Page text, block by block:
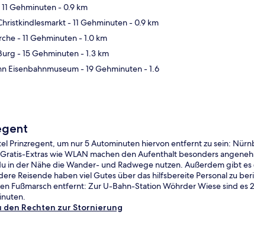
Gehminuten- 0.9 km
- 11 Gehminuten- 0.9 km
- 11 Gehminuten- 1.0 km
- 15 Gehminuten- 1.3 km
Eisenbahnmuseum- 19 Gehminuten- 1.6
Prinzregent, um nur 5 Autominuten hiervon entfernt zu sein:
Extras wie WLAN machen den Aufenthalt besonders
in der Nähe die Wander- und Radwege nutzen. Außerdem gibt
Reisende haben viel Gutes über das hilfsbereite Personal zu
Fußmarsch entfernt: Zur U-Bahn-Station Wöhrder Wiese sind es
Rechten zur Stornierung